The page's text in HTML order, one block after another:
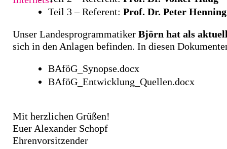
Teil 3 – Referent:Prof. Dr. Peter Henning
Unser LandesprogrammatikerBjörn hat als
sich in den Anlagen befinden. In diesen
BAföG_Synopse.docx
BAföG_Entwicklung_Quellen.docx
Mit herzlichen Grüßen!
Euer Alexander Schopf
Ehrenvorsitzender